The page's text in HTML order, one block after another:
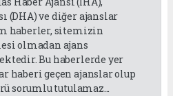
(DHA) ve diğer ajanslar
haberler, sitemizin
olmadan ajans
Bu haberlerde yer
haberi geçen ajanslar olup
sorumlu tutulamaz...